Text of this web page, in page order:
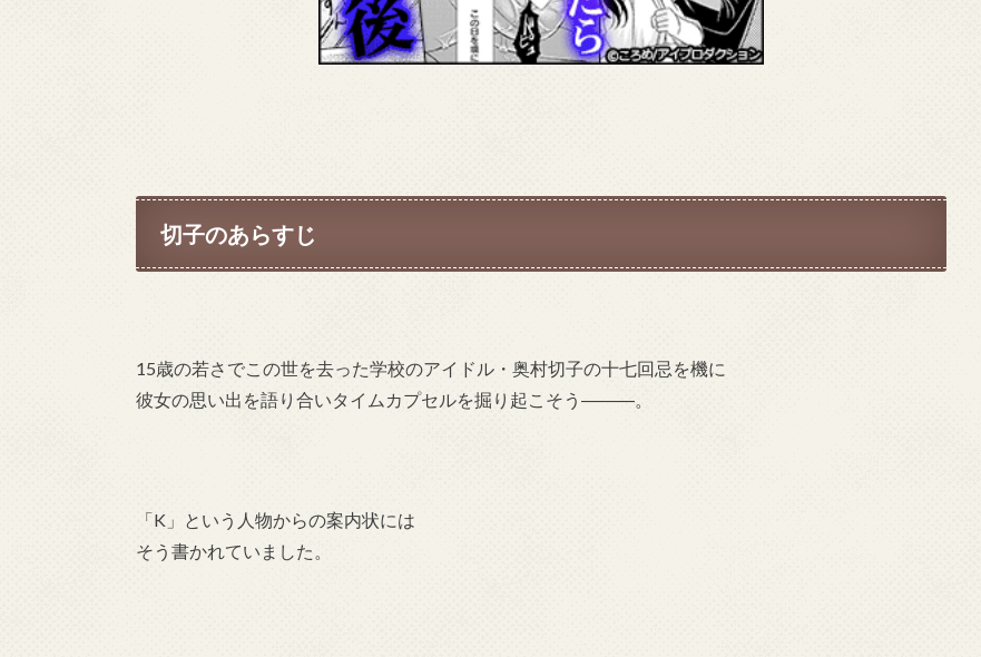
切子のあらすじ
15歳の若さでこの世を去った学校のアイドル・奥村切子の十七回忌を機に
彼女の思い出を語り合いタイムカプセルを掘り起こそう―――。
「K」という人物からの案内状には
そう書かれていました。